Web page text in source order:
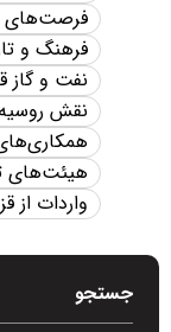
فرصت‌های
فرهنگ و
نفت و گاز
نقش روسیه
هیئت‌های
واردات از
جستجو